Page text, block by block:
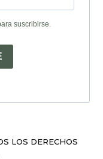
suscribirse.
LOS DERECHOS